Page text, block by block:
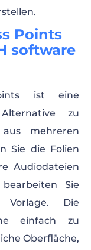
Points
software
ist eine
zu
mehreren
Sie die Folien
Audiodateien
Sie
Die
einfach zu
Oberfläche,